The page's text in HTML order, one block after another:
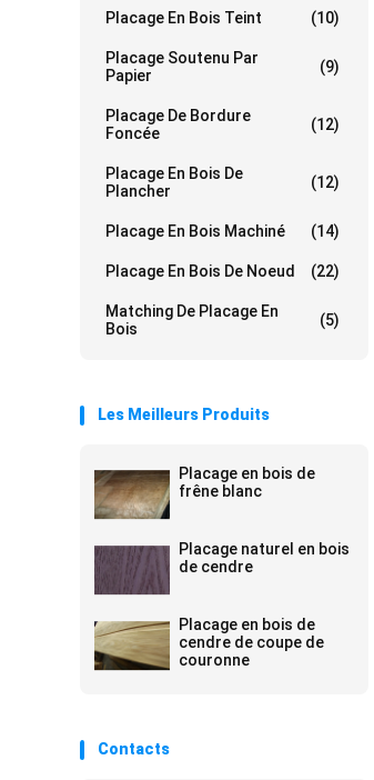
Placage En Bois Teint (10)
Placage Soutenu Par
Papier
(9)
Placage De Bordure
Foncée
(12)
Placage En Bois De
Plancher
(12)
Placage En Bois Machiné (14)
Placage En Bois De Noeud (22)
Matching De Placage En
Bois
(5)
Les Meilleurs Produits
Placage en bois de
frêne blanc
Placage naturel en bois
de cendre
Placage en bois de
cendre de coupe de
couronne
Contacts